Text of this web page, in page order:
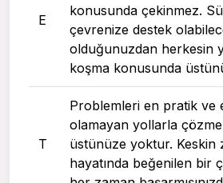
E
konusunda çekinmez.
çevrenize destek
olduğunuzdan herkesin
koşma konusunda
T
Problemleri en pratik ve
olamayan yollarla
üstünüze yoktur. Keskin
hayatında beğenilen bir